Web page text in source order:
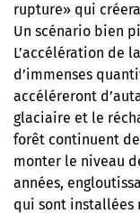
rupture» qui
Un scénario bien
L’accélération de
d’immenses
accéléreront
glaciaire et le
forêt continuent
monter le niveau
années,
qui sont installées